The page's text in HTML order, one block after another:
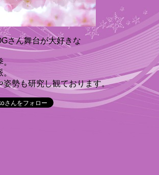
さん舞台が大好きな
。
。
姿勢も研究し観ております。